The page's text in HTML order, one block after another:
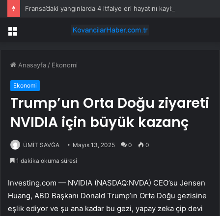
Fransa’daki yangınlarda 4 itfaiye eri hayatını kaybetti
Menü
Anasayfa / Ekonomi
Ekonomi
Trump’un Orta Doğu ziyareti
NVIDIA için büyük kazanç
ÜMİT SAVĞA Mayıs 13, 2025 0 0
1 dakika okuma süresi
Investing.com — NVIDIA (NASDAQ:NVDA) CEO’su Jensen
Huang, ABD Başkanı Donald Trump’ın Orta Doğu gezisine
eşlik ediyor ve şu ana kadar bu gezi, yapay zeka çip devi